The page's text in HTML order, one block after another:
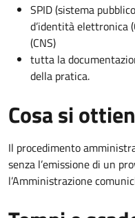
SPID (sistema
d’identità elettronica
(CNS)
tutta la
della pratica.
Cosa si
Il procedimento
senza l’emissione di un
l’Amministrazione